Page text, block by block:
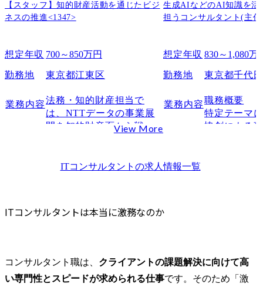
繁忙期と閑散期の違い
プロジェクトフェーズごとの忙しさ（要件定義〜導入〜運用）
外資系コンサル：成果重視で激務度高め
国内大手コンサル：安定感はあるが長時間労働も
ITコンサルタントの実体験・口コミから見る働き方
残業時間や労働環境に関する声
【スタッフ】知的財産活動を通じたビジ
ネスの推進<1347>
想定年収 700～850万円
勤務地 東京都江東区
業務内容法務・知的財産担当で
は、NTTデータの事業展
開を知的財産面から戦略
ェクトや当社事業の成長
かし、新たな領域に挑戦
待ちしています。
部署の主な業務
View More
生成AIなどのAI知識を活
担うコンサルタント(主
想定年収 830～1,080万
勤務地 東京都千代
業務内容職務概要
特定テーマ
協創による
ジメントな
連携しなが
実行するこ
ITコンサルタント の求人情報一覧
ITコンサルタントは本当に激務なのか
コンサルタント職は、 クライアントの課題解決に向けて高
い専門性とスピードが求められる仕事です。そのため「激